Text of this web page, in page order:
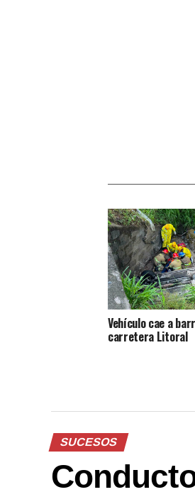
Vehículo cae a
carretera Litoral
SUCESOS